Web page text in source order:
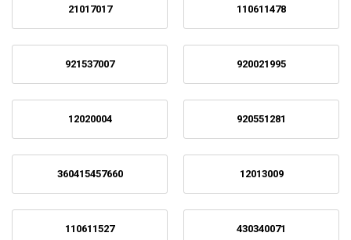
21017017 110611478
921537007 920021995
12020004 920551281
360415457660 12013009
110611527 430340071